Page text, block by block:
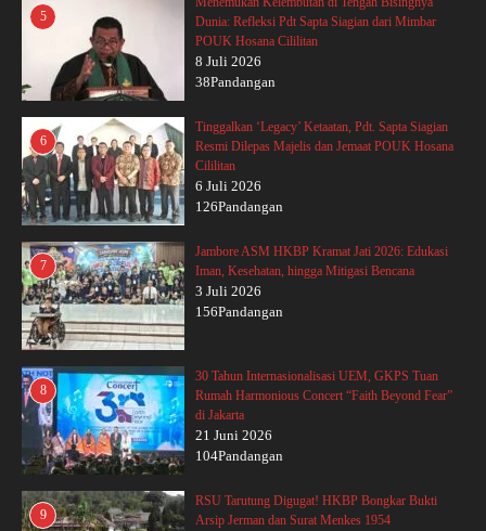
5
Dunia: Refleksi Pdt Sapta Siagian dari Mimbar
POUK Hosana Cililitan
8 Juli 2026
38Pandangan
6
Tinggalkan ‘Legacy’ Ketaatan, Pdt. Sapta Siagian
Resmi Dilepas Majelis dan Jemaat POUK Hosana
Cililitan
6 Juli 2026
126Pandangan
7
Jambore ASM HKBP Kramat Jati 2026: Edukasi
Iman, Kesehatan, hingga Mitigasi Bencana
3 Juli 2026
156Pandangan
8
30 Tahun Internasionalisasi UEM, GKPS Tuan
Rumah Harmonious Concert “Faith Beyond Fear”
di Jakarta
21 Juni 2026
104Pandangan
9
RSU Tarutung Digugat! HKBP Bongkar Bukti
Arsip Jerman dan Surat Menkes 1954